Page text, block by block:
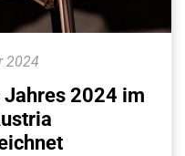
2024
Jahres 2024 im